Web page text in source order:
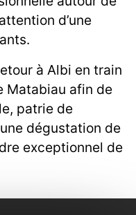
d’une
à Albi en train
Matabiau afin de
patrie de
dégustation de
exceptionnel de